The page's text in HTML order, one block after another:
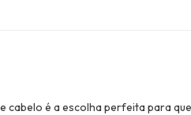
cabelo é a escolha perfeita para